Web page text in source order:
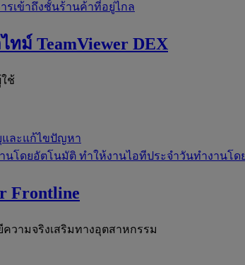
รเข้าถึงชั้นร้านค้าที่อยู่ไกล
ทม์ TeamViewer DEX
ช้
และแก้ไขปัญหา
นโดยอัตโนมัติ ทำให้งานไอทีประจำวันทำงานโ
Frontline
วามจริงเสริมทางอุตสาหกรรม